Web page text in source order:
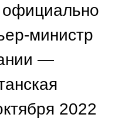
министр
—
2022